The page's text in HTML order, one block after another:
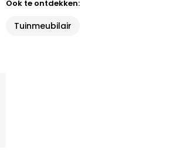
Ook te ontdekken:
Tuinmeubilair